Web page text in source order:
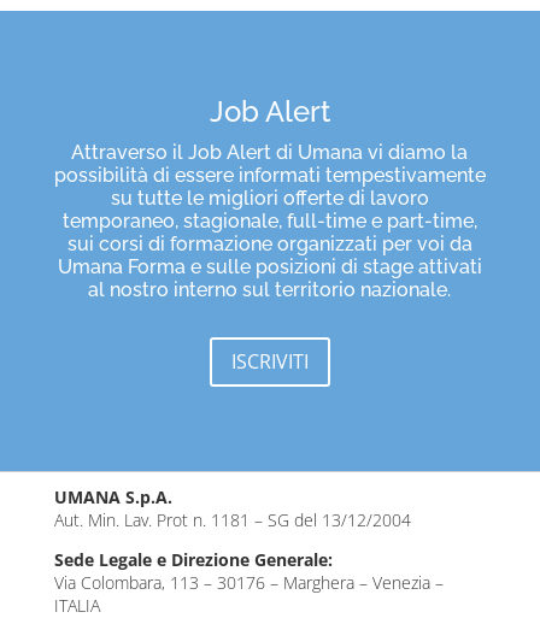
Job Alert
Attraverso il Job Alert di Umana vi diamo la
possibilità di essere informati tempestivamente
su tutte le migliori offerte di lavoro
temporaneo, stagionale, full-time e part-time,
sui corsi di formazione organizzati per voi da
Umana Forma e sulle posizioni di stage attivati
al nostro interno sul territorio nazionale.
ISCRIVITI
UMANA S.p.A.
Aut. Min. Lav. Prot n. 1181 – SG del 13/12/2004
Sede Legale e Direzione Generale:
Via Colombara, 113 – 30176 – Marghera – Venezia –
ITALIA